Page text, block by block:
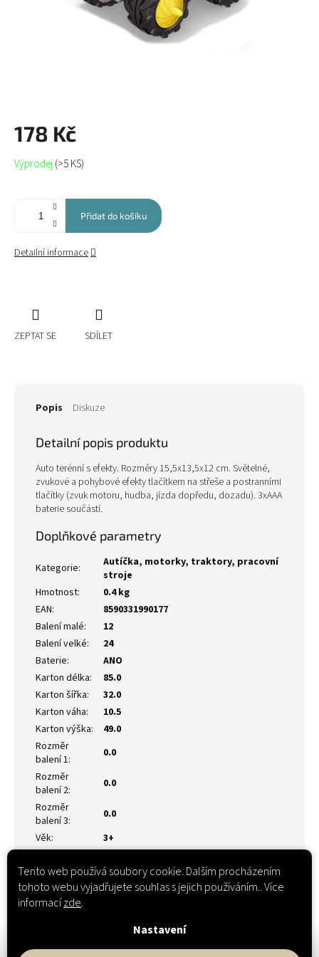
Tento web používá soubory cookie. Dalším procházením
tohoto webu vyjadřujete souhlas s jejich používáním.. Více
informacízde.
Nastavení
178 Kč
Měrná
cena:
Výprodej(>5 KS)
Přidat do košíku
Detailní informace
ZEPTAT SE SDÍLET
Popis Diskuze
Detailní popis produktu
Auto terénní s efekty. Rozměry 15,5x13,5x12 cm. Světelné,
zvukové a pohybové efekty tlačítkem na střeše a postranními
tlačítky (zvuk motoru, hudba, jízda dopředu, dozadu). 3xAAA
baterie součástí.
Doplňkové parametry
Kategorie:
Autíčka, motorky, traktory, pracovní
stroje
Hmotnost:
0.4 kg
EAN:
8590331990177
Balení malé:
12
Balení velké:
24
Baterie:
ANO
Karton délka:
85.0
Karton šířka:
32.0
Karton váha:
10.5
Karton výška:
49.0
Rozměr
balení 1:
0.0
Rozměr
balení 2:
0.0
Rozměr
balení 3:
0.0
Věk: 3+